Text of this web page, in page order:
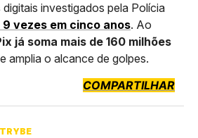
digitais investigados pela Polícia
9 vezes em cinco anos. Ao
já soma mais de 160 milhões
amplia o alcance de golpes.
COMPARTILHAR